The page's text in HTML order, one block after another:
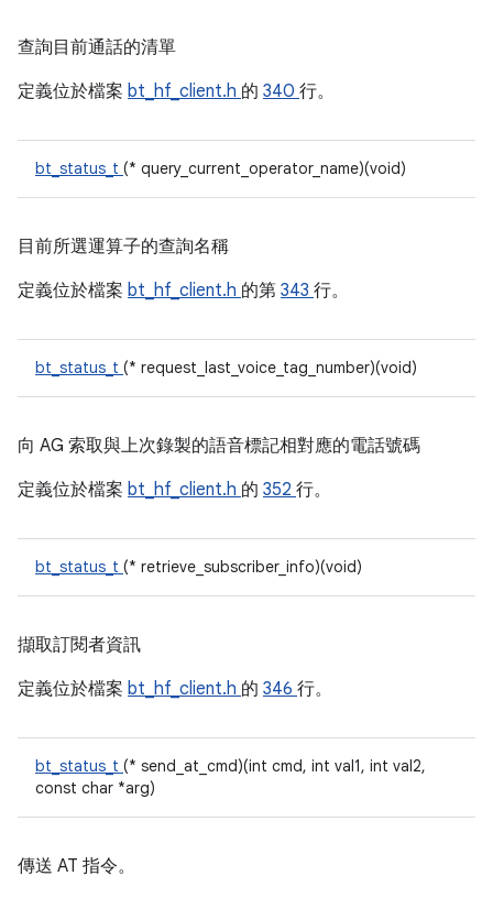
查詢目前通話的清單
定義位於檔案 bt_hf_client.h 的 340 行。
bt_status_t (* query_current_operator_name)(void)
目前所選運算子的查詢名稱
定義位於檔案 bt_hf_client.h 的第 343 行。
bt_status_t (* request_last_voice_tag_number)(void)
向 AG 索取與上次錄製的語音標記相對應的電話號碼
定義位於檔案 bt_hf_client.h 的 352 行。
bt_status_t (* retrieve_subscriber_info)(void)
擷取訂閱者資訊
定義位於檔案 bt_hf_client.h 的 346 行。
bt_status_t (* send_at_cmd)(int cmd, int val1, int val2,
const char *arg)
傳送 AT 指令。